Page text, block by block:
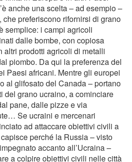
anche una scelta – ad esempio –
preferiscono rifornirsi di grano
semplice: i campi agricoli
dalle bombe, con copiosa
altri prodotti agricoli di metalli
piombo. Da qui la preferenza del
Paesi africani. Mentre gli europei
al glifosato del Canada – portano
del grano ucraino, a cominciare
pane, dalle pizze e via
Se ucraini e mercenari
ad attaccare obiettivi civili a
perché la Russia – visto
accanto all’Ucraina –
a colpire obiettivi civili nelle città